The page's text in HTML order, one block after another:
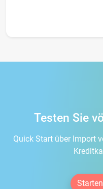
Testen Sie
Quick Start über Import